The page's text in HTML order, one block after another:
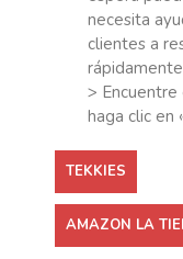
necesita
clientes a
>
haga clic en
TEKKIES
AMAZON LA